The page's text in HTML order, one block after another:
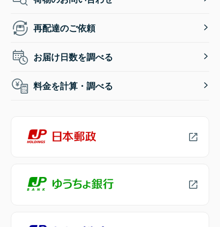
再配達のご依頼
お届け日数を調べる
料金を計算・調べる